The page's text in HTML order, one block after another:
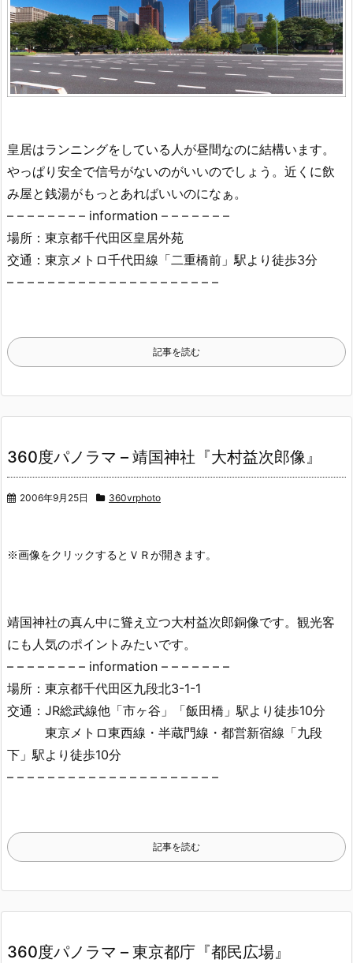
皇居はランニングをしている人が昼間なのに結構います。
やっぱり安全で信号がないのがいいのでしょう。近くに飲
み屋と銭湯がもっとあればいいのになぁ。
– – – – – – – – information – – – – – – –
場所：東京都千代田区皇居外苑
交通：東京メトロ千代田線「二重橋前」駅より徒歩3分
– – – – – – – – – – – – – – – – – – – – –
記事を読む
360度パノラマ – 靖国神社『大村益次郎像』
2006年9月25日 360vrphoto
※画像をクリックするとＶＲが開きます。
靖国神社の真ん中に聳え立つ大村益次郎銅像です。観光客
にも人気のポイントみたいです。
– – – – – – – – information – – – – – – –
場所：東京都千代田区九段北3-1-1
交通：JR総武線他「市ヶ谷」「飯田橋」駅より徒歩10分
東京メトロ東西線・半蔵門線・都営新宿線「九段
下」駅より徒歩10分
– – – – – – – – – – – – – – – – – – – – –
記事を読む
360度パノラマ – 東京都庁『都民広場』